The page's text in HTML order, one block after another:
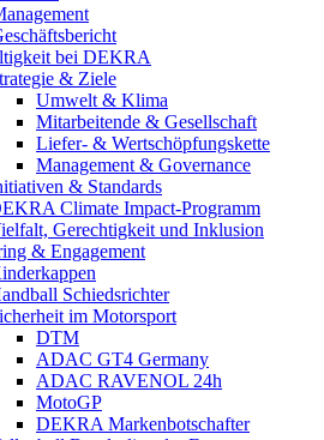
bei DEKRA
& Ziele
Umwelt & Klima
Mitarbeitende & Gesellschaft
Liefer- & Wertschöpfungskette
Management & Governance
& Standards
Climate Impact-Programm
Gerechtigkeit und Inklusion​
& Engagement
Schiedsrichter
im Motorsport
DTM
ADAC GT4 Germany
ADAC RAVENOL 24h
MotoGP
DEKRA Markenbotschafter